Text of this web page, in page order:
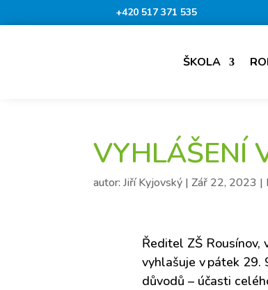
+420 517 371 535
ŠKOLA
VYHLÁŠENÍ
autor:Jiří Kyjovský |Zář 22, 2023 |
Ředitel ZŠ Rousínov,
vyhlašuje vpátek 29.
důvodů – účasti